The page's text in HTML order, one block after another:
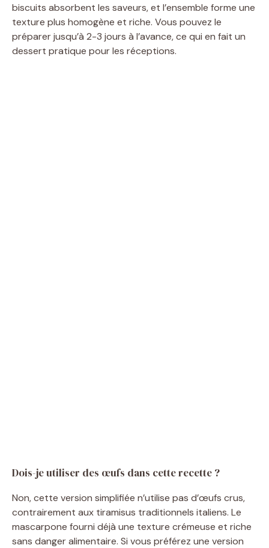
biscuits absorbent les saveurs, et l’ensemble forme une
texture plus homogène et riche. Vous pouvez le
préparer jusqu’à 2-3 jours à l’avance, ce qui en fait un
dessert pratique pour les réceptions.
Dois-je utiliser des œufs dans cette recette ?
Non, cette version simplifiée n’utilise pas d’œufs crus,
contrairement aux tiramisus traditionnels italiens. Le
mascarpone fourni déjà une texture crémeuse et riche
sans danger alimentaire. Si vous préférez une version